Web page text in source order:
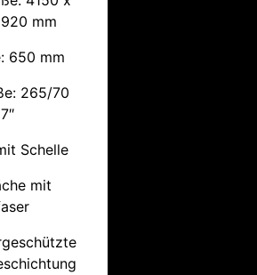
mm
650 mm
265/70
Schelle
mit